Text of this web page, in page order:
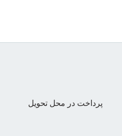
پرداخت در محل تحویل